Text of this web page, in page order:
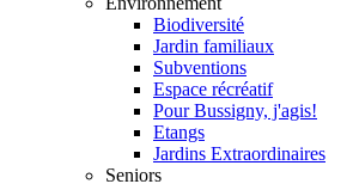
Biodiversité
Jardin familiaux
Subventions
Espace récréatif
Pour Bussigny, j'agis!
Etangs
Jardins Extraordinaires
Seniors